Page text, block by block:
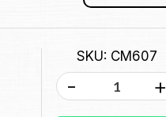
SKU: CM607
- +